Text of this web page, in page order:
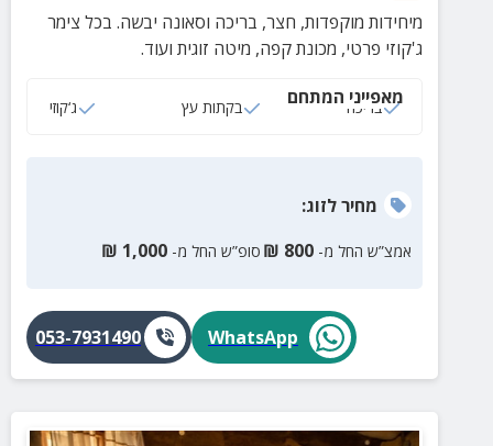
מיחידות מוקפדות, חצר, בריכה וסאונה יבשה. בכל צימר
ג'קוזי פרטי, מכונת קפה, מיטה זוגית ועוד.
מאפייני המתחם
בריכה בקתות עץ ג‘קוזי
מחירלזוג:
אמצ”ש החל מ- 800
₪ סופ”ש החל מ- 1,000
₪
WhatsApp
053-7931490